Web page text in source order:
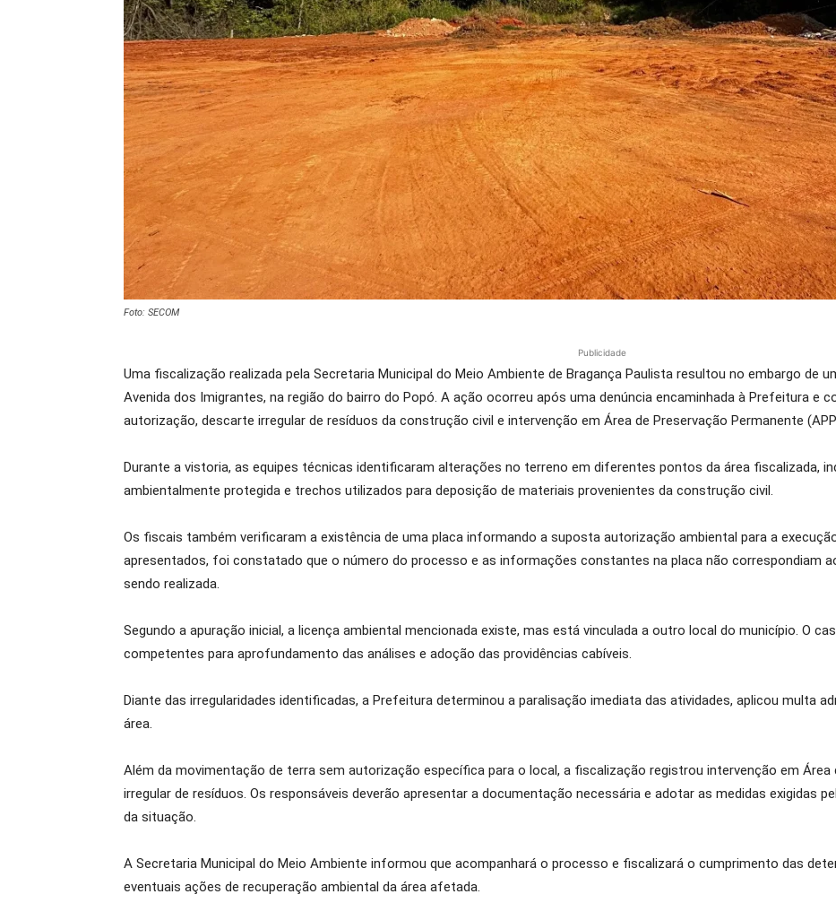
Foto: SECOM
Publicidade
Uma fiscalização realizada pela Secretaria Municipal do Meio Ambiente de Bragança Paulista resultou no embargo de
Avenida dos Imigrantes, na região do bairro do Popó. A ação ocorreu após uma denúncia encaminhada à Prefeitura e
autorização, descarte irregular de resíduos da construção civil e intervenção em Área de Preservação Permanente
Durante a vistoria, as equipes técnicas identificaram alterações no terreno em diferentes pontos da área fiscalizada,
ambientalmente protegida e trechos utilizados para deposição de materiais provenientes da construção civil.
Os fiscais também verificaram a existência de uma placa informando a suposta autorização ambiental para a
apresentados, foi constatado que o número do processo e as informações constantes na placa não correspondiam
sendo realizada.
Segundo a apuração inicial, a licença ambiental mencionada existe, mas está vinculada a outro local do município. O
competentes para aprofundamento das análises e adoção das providências cabíveis.
Diante das irregularidades identificadas, a Prefeitura determinou a paralisação imediata das atividades, aplicou multa
área.
Além da movimentação de terra sem autorização específica para o local, a fiscalização registrou intervenção em Área
irregular de resíduos. Os responsáveis deverão apresentar a documentação necessária e adotar as medidas exigidas
da situação.
A Secretaria Municipal do Meio Ambiente informou que acompanhará o processo e fiscalizará o cumprimento das
eventuais ações de recuperação ambiental da área afetada.